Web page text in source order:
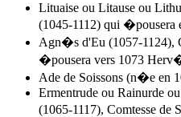
Lituaise ou Litause ou
(1045-1112) qui
Agn�s d'Eu (1057-1124),
�pousera vers 1073
Ade de Soissons (n�e en
Ermentrude ou Rainurde
(1065-1117), Comtesse de